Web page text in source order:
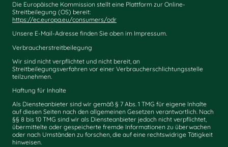
Die Europäische Kommission stellt eine Plattform zur Online-
Streitbeilegung (OS) bereit:
https://ec.europa.eu/consumers/odr
Unsere E-Mail-Adresse finden Sie oben im Impressum.
Verbraucherstreitbeilegung
Wir sind nicht verpflichtet und nicht bereit, an
Streitbeilegungsverfahren vor einer Verbraucherschlichtungsstelle
teilzunehmen.
Haftung für Inhalte
Als Diensteanbieter sind wir gemäß § 7 Abs. 1 TMG für eigene Inhalte
auf diesen Seiten nach den allgemeinen Gesetzen verantwortlich. Nach
§§ 8 bis 10 TMG sind wir als Diensteanbieter jedoch nicht verpflichtet,
übermittelte oder gespeicherte fremde Informationen zu überwachen
oder nach Umständen zu forschen, die auf eine rechtswidrige Tätigkeit
hinweisen.